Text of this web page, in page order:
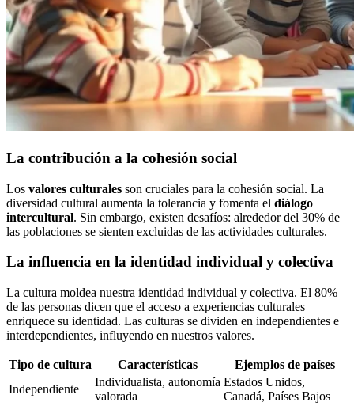
La contribución a la cohesión social
Los valores culturales son cruciales para la cohesión social. La
diversidad cultural aumenta la tolerancia y fomenta el diálogo
intercultural. Sin embargo, existen desafíos: alrededor del 30% de
las poblaciones se sienten excluidas de las actividades culturales.
La influencia en la identidad individual y colectiva
La cultura moldea nuestra identidad individual y colectiva. El 80%
de las personas dicen que el acceso a experiencias culturales
enriquece su identidad. Las culturas se dividen en independientes e
interdependientes, influyendo en nuestros valores.
Tipo de cultura Características
Ejemplos de países
Independiente
Individualista, autonomía
valorada
Estados Unidos,
Canadá, Países Bajos